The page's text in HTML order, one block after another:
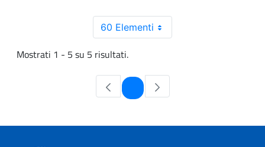
60 Elementi
Mostrati 1 - 5 su 5 risultati.
Pagina